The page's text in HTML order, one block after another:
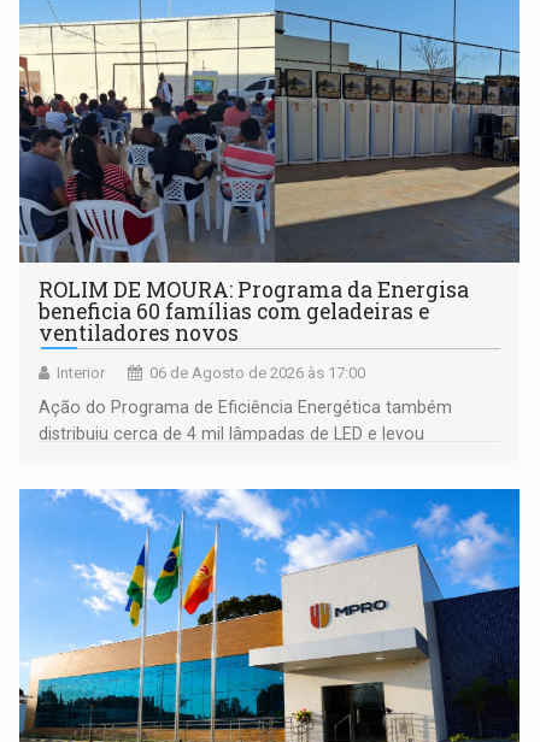
ROLIM DE MOURA: Programa da Energisa
beneficia 60 famílias com geladeiras e
ventiladores novos
Interior 06 de Agosto de 2026 às 17:00
Ação do Programa de Eficiência Energética também
distribuiu cerca de 4 mil lâmpadas de LED e levou
comunidade